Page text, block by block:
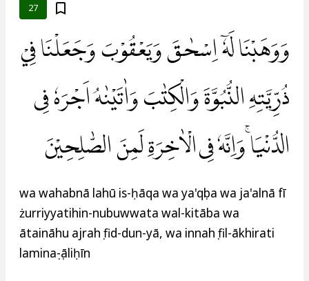
27
وَوَهَبْنَا لَهٗٓ اِسْحٰقَ وَيَعْقُوْبَ وَجَعَلْنَا فِيْ
ذُرِّيَّتِهِ النُّبُوَّةَ وَالْكِتٰبَ وَاٰتَيْنٰهُ اَجْرَهٗ فِى
الدُّنْيَا ۚوَاِنَّهٗ فِى الْاٰخِرَةِ لَمِنَ الصّٰلِحِيْنَ
wa wahabnā lahū is-ḥāqa wa ya'qụba wa ja'alnā fī
żurriyyatihin-nubuwwata wal-kitāba wa
ātaināhu ajrahụ fid-dun-yā, wa innahụ fil-ākhirati
laminaṣ-ṣāliḥīn